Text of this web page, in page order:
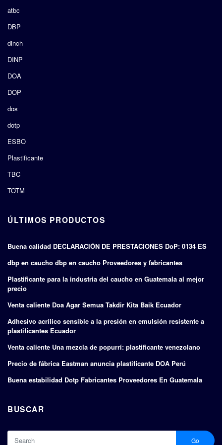
atbc
DBP
dinch
DINP
DOA
DOP
dos
dotp
ESBO
Plastificante
TBC
TOTM
ÚLTIMOS PRODUCTOS
Buena calidad DECLARACIÓN DE PRESTACIONES DoP: 0134 ES
dbp en caucho dbp en caucho Proveedores y fabricantes
Plastificante para la industria del caucho en Guatemala al mejor
precio
Venta caliente Doa Agar Semua Takdir Kita Baik Ecuador
Adhesivo acrílico sensible a la presión en emulsión resistente a
plastificantes Ecuador
Venta caliente Una mezcla de popurrí: plastificante venezolano
Precio de fábrica Eastman anuncia plastificante DOA Perú
Buena estabilidad Dotp Fabricantes Proveedores En Guatemala
BUSCAR
Go